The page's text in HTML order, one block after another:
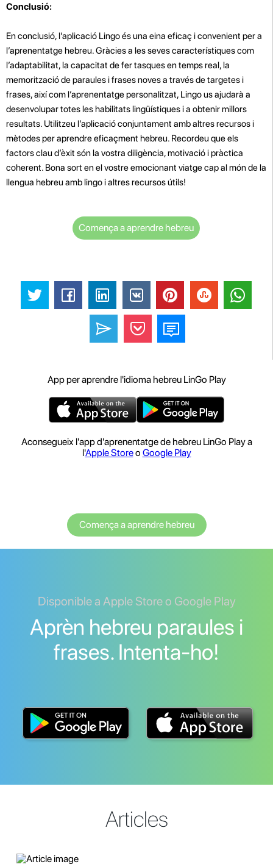
Conclusió:
En conclusió, l’aplicació Lingo és una eina eficaç i convenient per a
l’aprenentatge hebreu. Gràcies a les seves característiques com
l’adaptabilitat, la capacitat de fer tasques en temps real, la
memorització de paraules i frases noves a través de targetes i
frases, així com l’aprenentatge personalitzat, Lingo us ajudarà a
desenvolupar totes les habilitats lingüístiques i a obtenir millors
resultats. Utilitzeu l’aplicació conjuntament amb altres recursos i
mètodes per aprendre eficaçment hebreu. Recordeu que els
factors clau d’èxit són la vostra diligència, motivació i pràctica
coherent. Bona sort en el vostre emocionant viatge cap al món de la
llengua hebreu amb lingo i altres recursos útils!
Comença a aprendre hebreu
App per aprendre l'idioma hebreu LinGo Play
Aconsegueix l'app d'aprenentatge de hebreu LinGo Play a
l'Apple Storeo Google Play
Comença a aprendre hebreu
Disponible a Apple Store o Google Play
Aprèn hebreu paraules i
frases. Intenta-ho!
Articles